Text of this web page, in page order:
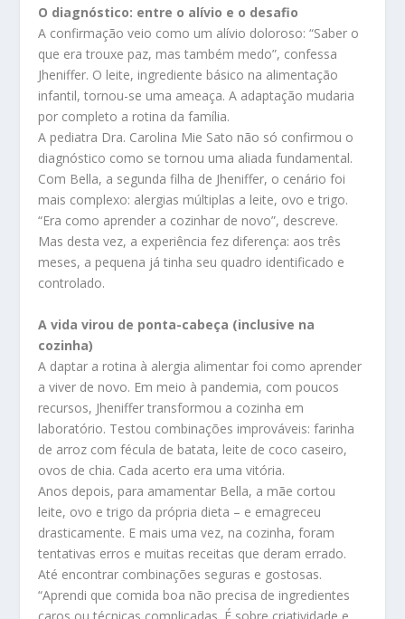
O diagnóstico: entre o alívio e o desafio
A confirmação veio como um alívio doloroso: “Saber o
que era trouxe paz, mas também medo”, confessa
Jheniffer. O leite, ingrediente básico na alimentação
infantil, tornou-se uma ameaça. A adaptação mudaria
por completo a rotina da família.
A pediatra Dra. Carolina Mie Sato não só confirmou o
diagnóstico como se tornou uma aliada fundamental.
Com Bella, a segunda filha de Jheniffer, o cenário foi
mais complexo: alergias múltiplas a leite, ovo e trigo.
“Era como aprender a cozinhar de novo”, descreve.
Mas desta vez, a experiência fez diferença: aos três
meses, a pequena já tinha seu quadro identificado e
controlado.
A vida virou de ponta-cabeça (inclusive na
cozinha)
A daptar a rotina à alergia alimentar foi como aprender
a viver de novo. Em meio à pandemia, com poucos
recursos, Jheniffer transformou a cozinha em
laboratório. Testou combinações improváveis: farinha
de arroz com fécula de batata, leite de coco caseiro,
ovos de chia. Cada acerto era uma vitória.
Anos depois, para amamentar Bella, a mãe cortou
leite, ovo e trigo da própria dieta – e emagreceu
drasticamente. E mais uma vez, na cozinha, foram
tentativas erros e muitas receitas que deram errado.
Até encontrar combinações seguras e gostosas.
“Aprendi que comida boa não precisa de ingredientes
caros ou técnicas complicadas. É sobre criatividade e